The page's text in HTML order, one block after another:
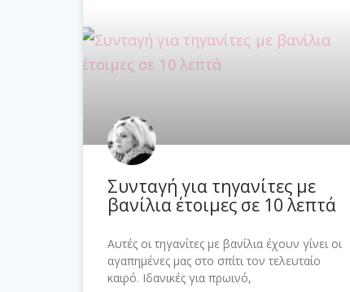
Συνταγή για τηγανίτες με
βανίλια έτοιμες σε 10 λεπτά
Αυτές οι τηγανίτες με βανίλια έχουν γίνει οι
αγαπημένες μας στο σπίτι τον τελευταίο
καιρό. Ιδανικές για πρωινό,